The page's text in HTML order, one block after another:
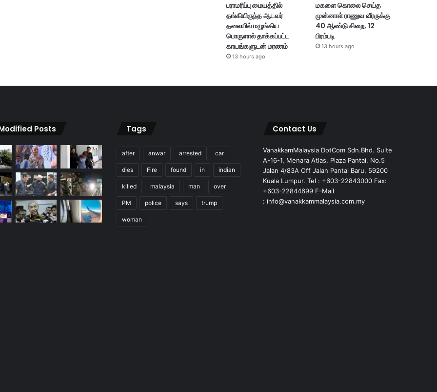
பராமரிப்பு மையத்தில்
தங்கியிருந்த ஆடவர்
தலையில் மழுங்கிய
பொருளால் தாக்கப்பட்ட
காயங்களுடன் மரணம்
13 hours ago
மகளை கொலை செய்த
முன்னாள் ராணுவ வீரருக்கு
40 ஆண்டு சிறை, 12
பிரம்படி
13 hours ago
Posts Tags
after anwar arrested car
dies Fire found in indian
killed malaysia man over
PM police says trump
woman
Contact Us
VanakkamMalaysia DotCom Sdn.Bhd. Suite
A-16-1, Menara Atlas, Plaza Pantai, No.5
Jalan 4/83A Off Jalan Pantai Baru, 59200
Kuala Lumpur. Tel : +603-22843000 Fax:
+603-22844699 E-Mail
: info@vanakkammalaysia.com.my